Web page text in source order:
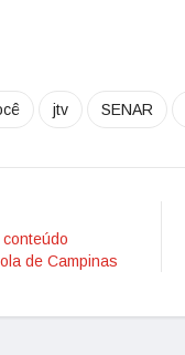
jtv SENAR
de Campinas